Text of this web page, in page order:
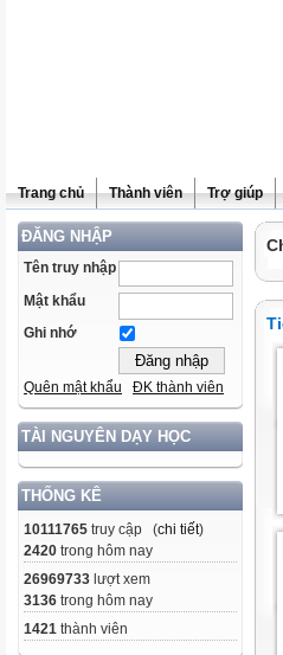
Trang chủ Thành viên Trợ giúp
ĐĂNG NHẬP
Tên truy nhập
Mật khẩu
Ghi nhớ
Quên mật khẩu ĐK thành viên
TÀI NGUYÊN DẠY HỌC
THỐNG KÊ
10111765 truy cập (chi tiết)
2420 trong hôm nay
26969733 lượt xem
3136 trong hôm nay
1421 thành viên